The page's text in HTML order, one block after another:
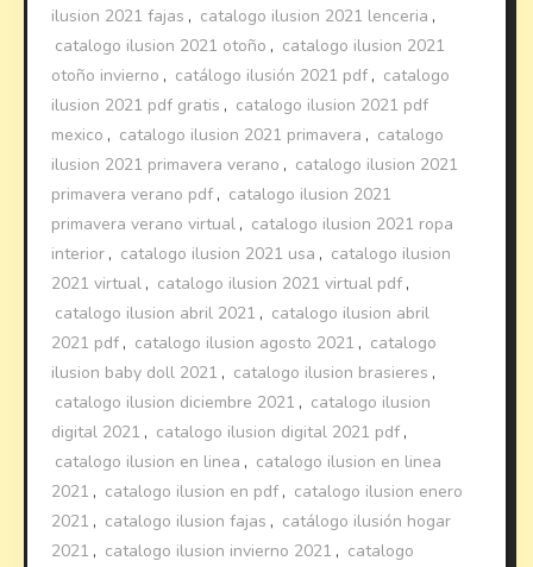
ilusion 2021 fajas , catalogo ilusion 2021 lenceria ,
catalogo ilusion 2021 otoño , catalogo ilusion 2021
otoño invierno , catálogo ilusión 2021 pdf , catalogo
ilusion 2021 pdf gratis , catalogo ilusion 2021 pdf
mexico , catalogo ilusion 2021 primavera , catalogo
ilusion 2021 primavera verano , catalogo ilusion 2021
primavera verano pdf , catalogo ilusion 2021
primavera verano virtual , catalogo ilusion 2021 ropa
interior , catalogo ilusion 2021 usa , catalogo ilusion
2021 virtual , catalogo ilusion 2021 virtual pdf ,
catalogo ilusion abril 2021 , catalogo ilusion abril
2021 pdf , catalogo ilusion agosto 2021 , catalogo
ilusion baby doll 2021 , catalogo ilusion brasieres ,
catalogo ilusion diciembre 2021 , catalogo ilusion
digital 2021 , catalogo ilusion digital 2021 pdf ,
catalogo ilusion en linea , catalogo ilusion en linea
2021 , catalogo ilusion en pdf , catalogo ilusion enero
2021 , catalogo ilusion fajas , catálogo ilusión hogar
2021 , catalogo ilusion invierno 2021 , catalogo